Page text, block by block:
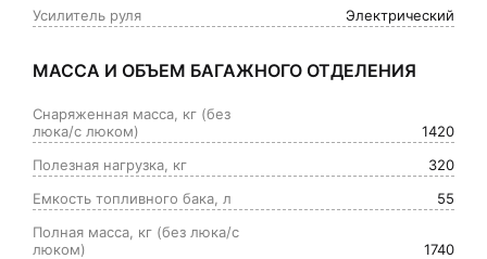
Усилитель руля Электрический
МАССА И ОБЪЕМ БАГАЖНОГО ОТДЕЛЕНИЯ
Снаряженная масса, кг (без
люка/с люком)
1420
Полезная нагрузка, кг
320
Емкость топливного бака, л
55
Полная масса, кг (без люка/с
люком)
1740